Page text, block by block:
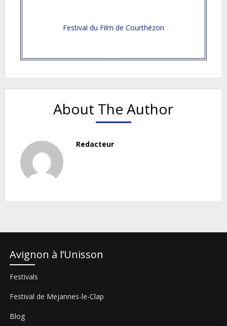
Festival du Film de Courthézon
About The Author
Redacteur
Avignon à l’Unisson
Festivals
Festival de Mejannes-le-Clap
Blog